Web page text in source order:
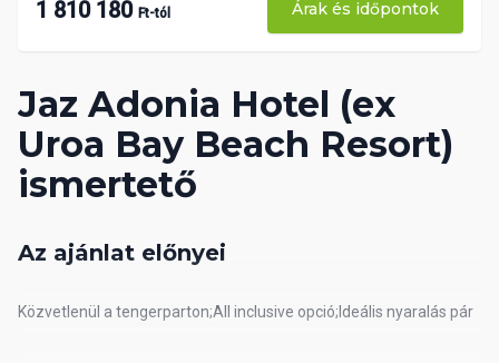
Jaz Adonia Hotel (ex
Uroa Bay Beach Resort)
ismertető
Az ajánlat előnyei
Közvetlenül a tengerparton;All inclusive opció;Ideális nyaralás pár
1 810 180 Ft-tól Árak és időpontok